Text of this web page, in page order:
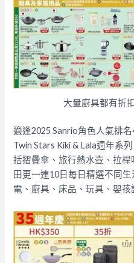
大量廚具都有折
適逢2025 Sanrio角色人氣排
Twin Stars Kiki & Lala週年系
括摺疊傘、旅行熱水壺、拉
田更一連10日每日精選不同
電、廚具、床品、玩具、嬰